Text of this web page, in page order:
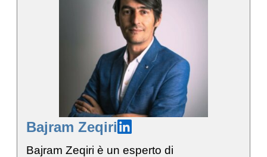
Bajram Zeqiri
Bajram Zeqiri è un esperto di